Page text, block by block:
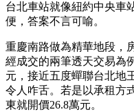
台北車站就像紐約中央車
便，答案不言可喻。
重慶南路做為精華地段，
經成交的兩筆透天交易為
元，接近五度蟬聯台北地
令人咋舌。若是以承租方
東就開價26.8萬元。